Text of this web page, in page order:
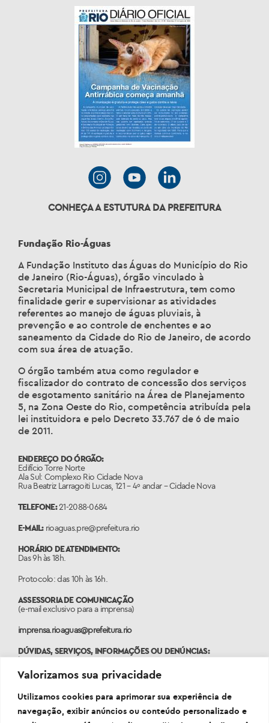
Valorizamos sua privacidade
Utilizamos cookies para aprimorar sua experiência de
navegação, exibir anúncios ou conteúdo personalizado e
CONHEÇA A ESTUTURA DA PREFEITURA
Fundação Rio-Águas
A Fundação Instituto das Águas do Município do Rio
de Janeiro (Rio-Águas), órgão vinculado à
Secretaria Municipal de Infraestrutura, tem como
finalidade gerir e supervisionar as atividades
referentes ao manejo de águas pluviais, à
prevenção e ao controle de enchentes e ao
saneamento da Cidade do Rio de Janeiro, de acordo
com sua área de atuação.
O órgão também atua como regulador e
fiscalizador do contrato de concessão dos serviços
de esgotamento sanitário na Área de Planejamento
5, na Zona Oeste do Rio, competência atribuída pela
lei instituidora e pelo Decreto 33.767 de 6 de maio
de 2011.
ENDEREÇO DO ÓRGÃO:
Edifício Torre Norte
Ala Sul: Complexo Rio Cidade Nova
Rua Beatriz Larragoiti Lucas, 121 – 4º andar – Cidade Nova
TELEFONE:21-2088-0684
E-MAIL: rioaguas.pre@prefeitura.rio
HORÁRIO DE ATENDIMENTO:
Das 9h às 18h.
Protocolo: das 10h às 16h.
ASSESSORIA DE COMUNICAÇÃO
(e-mail exclusivo para a imprensa)
imprensa.rioaguas@prefeitura.rio
DÚVIDAS, SERVIÇOS, INFORMAÇÕES OU DENÚNCIAS:
ligue 1746
PORTAL: